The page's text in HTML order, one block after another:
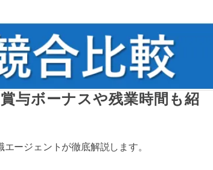
与ボーナスや残業時間も紹
ージェントが徹底解説します。